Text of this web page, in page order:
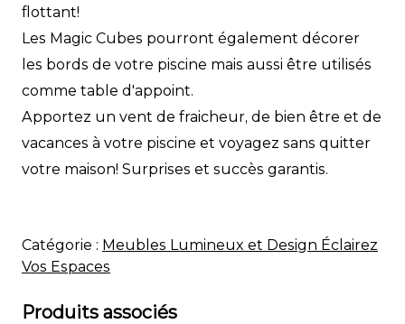
flottant!
Les Magic Cubes pourront également décorer
les bords de votre piscine mais aussi être utilisés
comme table d'appoint.
Apportez un vent de fraicheur, de bien être et de
vacances à votre piscine et voyagez sans quitter
votre maison! Surprises et succès garantis.
Catégorie : Meubles Lumineux et Design Éclairez
Vos Espaces
Produits associés